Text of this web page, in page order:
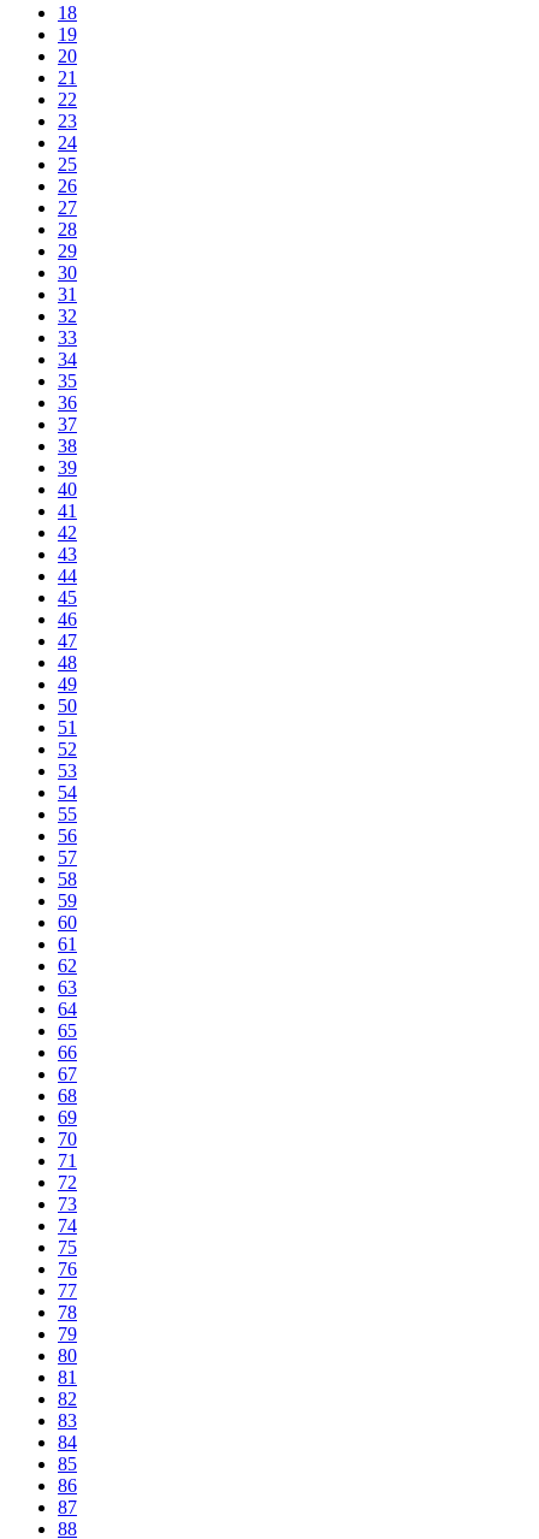
18
19
20
21
22
23
24
25
26
27
28
29
30
31
32
33
34
35
36
37
38
39
40
41
42
43
44
45
46
47
48
49
50
51
52
53
54
55
56
57
58
59
60
61
62
63
64
65
66
67
68
69
70
71
72
73
74
75
76
77
78
79
80
81
82
83
84
85
86
87
88